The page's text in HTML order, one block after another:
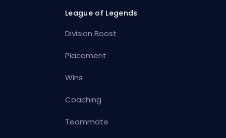
League of Legends
Division Boost
Placement
Wins
Coaching
Teammate